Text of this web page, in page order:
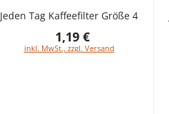
Jeden Tag Kaffeefilter Größe 4
1,19 €
inkl. MwSt., zzgl. Versand